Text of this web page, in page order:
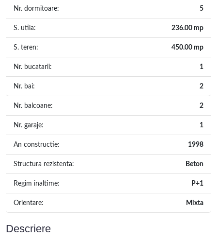
Nr. dormitoare: 5
S. utila: 236.00 mp
S. teren: 450.00 mp
Nr. bucatarii: 1
Nr. bai: 2
Nr. balcoane: 2
Nr. garaje: 1
An constructie: 1998
Structura rezistenta: Beton
Regim inaltime: P+1
Orientare: Mixta
Descriere